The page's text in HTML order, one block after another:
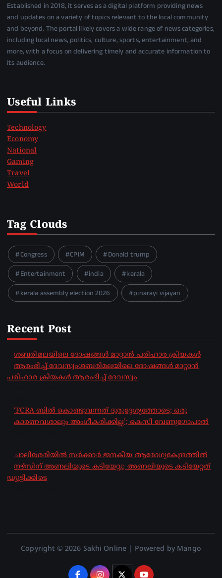
Established in 2018, it serves as a digital platform providing news
and updates on a variety of topics relevant to the local community
and beyond. The portal likely covers a wide range of news categories,
including local news, politics, culture, sports, entertainment, and
more, with a focus on delivering timely and accurate information to
its audience.
Useful Links
Technology
Economy
National
Gaming
Travel
World
Tag Clouds
Congress CPIM
Donald trump
Entertainment
india
kerala
kerala assembly election 2026
pinarayi vijayan
Recent Post
ശബരിമലയിലെ ദോഷങ്ങൾ മാറ്റാൻ പരിഹാര ക്രിയകൾ
ആരംഭിച്ച് ദേവസ്വംശബരിമലയിലെ ദോഷങ്ങൾ മാറ്റാൻ
പരിഹാര ക്രിയകൾ ആരംഭിച്ച് ദേവസ്വം
‘FCRA ബിൽ കൊണ്ടുവന്നത് ദുരുദ്ദേശ്യത്തോടെ; ഒരു
കാരണവശാലും അം​ഗീകരിക്കില്ല’; കെസി വേണു​ഗോപാൽ
ചാലിശേരിയില്‍ സര്‍ക്കാര്‍ ജനകീയ ആരോഗ്യകേന്ദ്രത്തില്‍
നഴ്സിന് അണലിയുടെ കടിയേറ്റു; അണലിയുടെ കടിയേറ്റത്
ഡ്യൂട്ടിക്കിടെ
Copyright © 2026 Sakhi Online | Powered by Mango